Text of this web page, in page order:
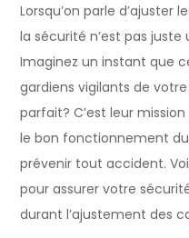
Lorsqu’on parle d’ajuster
la sécurité n’est pas juste
Imaginez un instant que
gardiens vigilants de
parfait? C’est leur
le bon fonctionnement
prévenir tout accident.
pour assurer votre
durant l’ajustement des